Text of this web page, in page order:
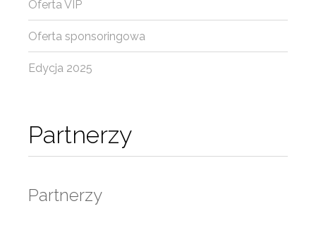
Partnerzy
Partnerzy
Oferta VIP
Oferta sponsoringowa
Edycja 2025